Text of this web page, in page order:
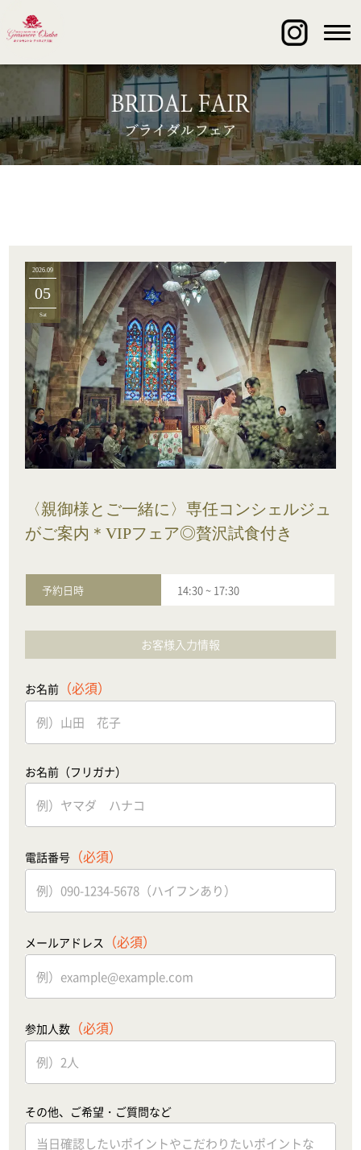
2026.09
05
Sat
〈親御様とご一緒に〉専任コンシェルジュ
がご案内＊VIPフェア◎贅沢試食付き
予約日時 14:30~ 17:30
お客様入力情報
お名前 （必須）
お名前（フリガナ）
電話番号 （必須）
メールアドレス （必須）
参加人数 （必須）
その他、ご希望・ご質問など